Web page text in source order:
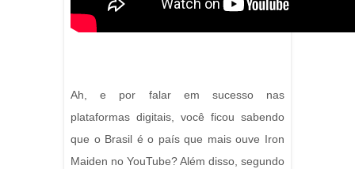
Ah, e por falar em sucesso nas
plataformas digitais, você ficou sabendo
que o Brasil é o país que mais ouve Iron
Maiden no YouTube? Além disso, segundo